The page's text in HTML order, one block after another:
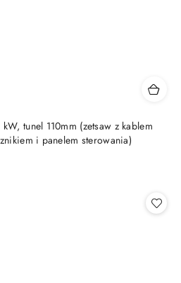
tunel 110mm (zetsaw z kablem
i panelem sterowania)